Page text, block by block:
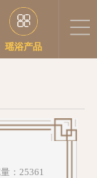
瑶浴产品
：25361